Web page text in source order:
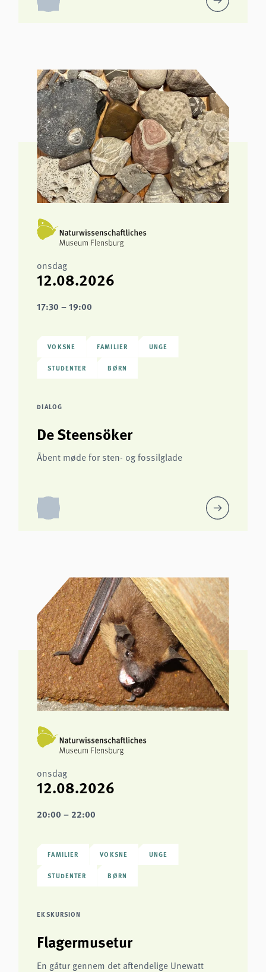
onsdag
12.08.2026
17:30 – 19:00
VOKSNE FAMILIER UNGE
STUDENTER BØRN
DIALOG
De Steensöker
Åbent møde for sten- og fossilglade
onsdag
12.08.2026
20:00 – 22:00
FAMILIER VOKSNE UNGE
STUDENTER BØRN
EKSKURSION
Flagermusetur
En gåtur gennem det aftendelige Unewatt